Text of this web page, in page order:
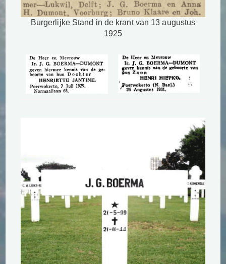
Burgerlijke Stand in de krant van 13 augustus
1925